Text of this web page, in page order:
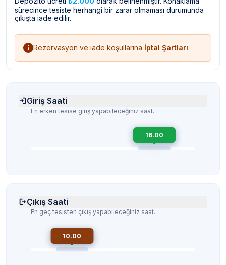
sürecince tesiste herhangi bir zarar olmaması durumunda
çıkışta iade edilir.
Rezervasyon ve iade koşullarına İptal Şartları
Giriş Saati
En erken tesise giriş yapabileceğiniz saat.
16.00
Çıkış Saati
En geç tesisten çıkış yapabileceğiniz saat.
10.00